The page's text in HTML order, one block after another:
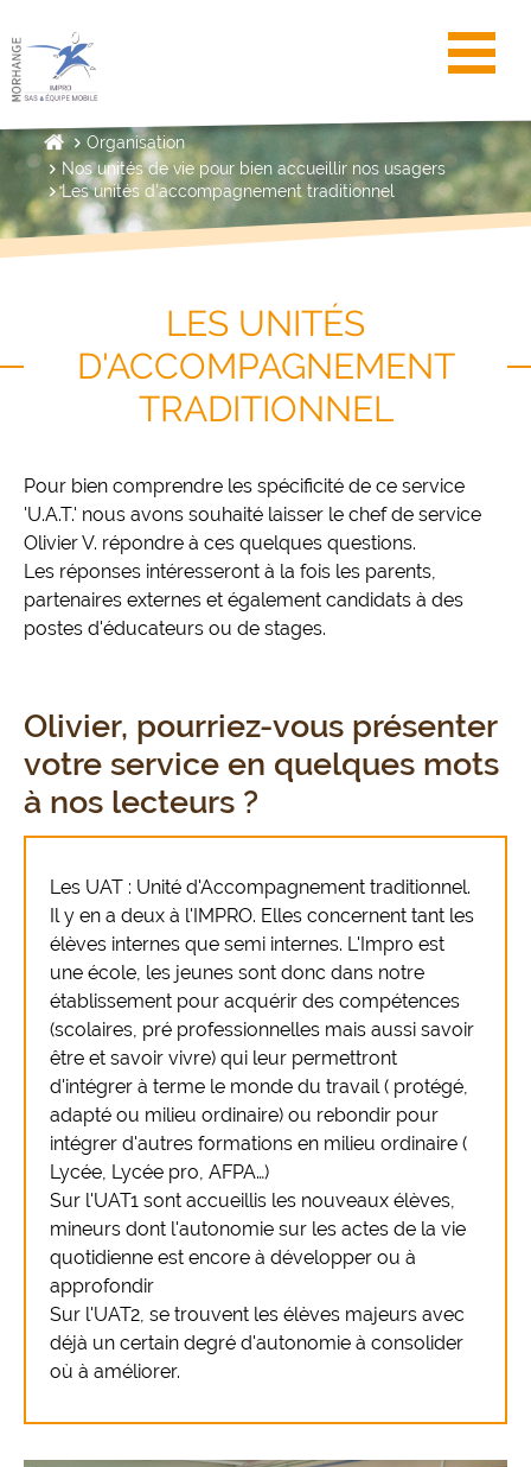
Organisation
Nos unités de vie pour bien accueillir nos usagers
Les unités d'accompagnement traditionnel
LES UNITÉS
D'ACCOMPAGNEMENT
TRADITIONNEL
Pour bien comprendre les spécificité de ce service
'U.A.T.' nous avons souhaité laisser le chef de service
Olivier V. répondre à ces quelques questions.
Les réponses intéresseront à la fois les parents,
partenaires externes et également candidats à des
postes d'éducateurs ou de stages.
Olivier, pourriez-vous présenter
votre service en quelques mots
à nos lecteurs ?
Les UAT : Unité d'Accompagnement traditionnel.
Il y en a deux à l'IMPRO. Elles concernent tant les
élèves internes que semi internes. L'Impro est
une école, les jeunes sont donc dans notre
établissement pour acquérir des compétences
(scolaires, pré professionnelles mais aussi savoir
être et savoir vivre) qui leur permettront
d'intégrer à terme le monde du travail ( protégé,
adapté ou milieu ordinaire) ou rebondir pour
intégrer d'autres formations en milieu ordinaire (
Lycée, Lycée pro, AFPA…)
Sur l'UAT1 sont accueillis les nouveaux élèves,
mineurs dont l'autonomie sur les actes de la vie
quotidienne est encore à développer ou à
approfondir
Sur l'UAT2, se trouvent les élèves majeurs avec
déjà un certain degré d'autonomie à consolider
où à améliorer.